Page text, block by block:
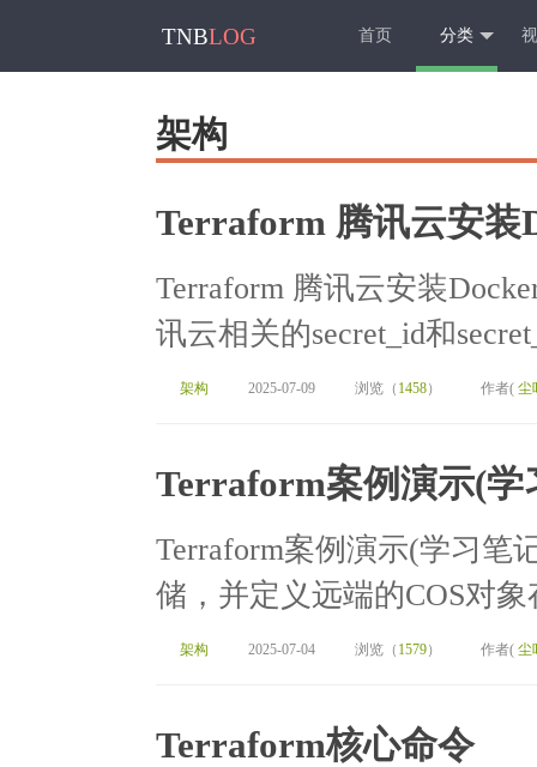
TNBLOG 首页 分类
架构
Terraform 腾讯云安装
Terraform 腾讯云安装
讯云相关的secret_id和
架构 2025-07-09 浏览（ 1458） 作者( 尘
Terraform案例演示(学
Terraform案例演示(学习笔
储，并定义远端的COS对
架构 2025-07-04 浏览（ 1579） 作者( 尘
Terraform核心命令